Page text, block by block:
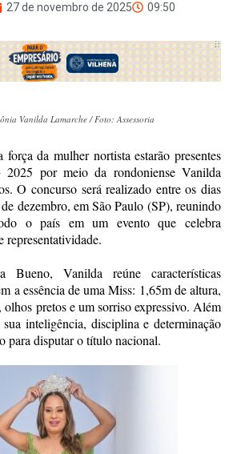
27 de novembro de 2025 09:50
Vanilda Lamarche / Foto: Assessoria
da mulher nortista estarão presentes
por meio da rondoniense Vanilda
O concurso será realizado entre os dias
dezembro, em São Paulo (SP), reunindo
o país em um evento que celebra
representatividade.
Bueno, Vanilda reúne características
a essência de uma Miss: 1,65m de altura,
pretos e um sorriso expressivo. Além
sua inteligência, disciplina e determinação
para disputar o título nacional.